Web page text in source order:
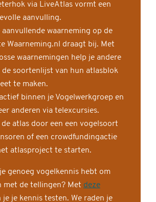
via LiveAtlas vormt een
aanvulling.
aanvullende waarneming op de
Waarneming.nl draagt bij. Met
waarnemingen help je andere
de soortenlijst van hun atlasblok
te maken.
binnen je Vogelwerkgroep en
anderen via telexcursies.
atlas door een een vogelsoort
of een crowdfundingactie
atlasproject te starten.
genoeg vogelkennis hebt om
met de tellingen? Met deze
je je kennis testen. We raden je